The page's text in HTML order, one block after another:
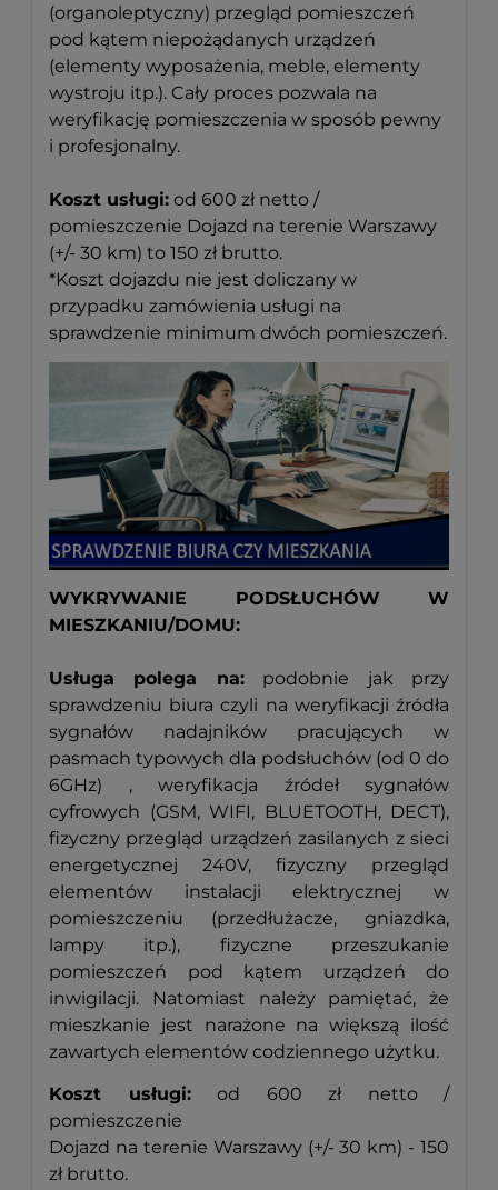
(organoleptyczny) przegląd pomieszczeń
pod kątem niepożądanych urządzeń
(elementy wyposażenia, meble, elementy
wystroju itp.). Cały proces pozwala na
weryfikację pomieszczenia w sposób pewny
i profesjonalny.
Koszt usługi: od 600 zł netto /
pomieszczenie Dojazd na terenie Warszawy
(+/- 30 km) to 150 zł brutto.
*Koszt dojazdu nie jest doliczany w
przypadku zamówienia usługi na
sprawdzenie minimum dwóch pomieszczeń.
WYKRYWANIE PODSŁUCHÓW W
MIESZKANIU/DOMU:
Usługa polega na:podobnie jak przy
sprawdzeniu biura czyli na weryfikacji źródła
sygnałów nadajników pracujących w
pasmach typowych dla podsłuchów (od 0 do
6GHz) , weryfikacja źródeł sygnałów
cyfrowych (GSM, WIFI, BLUETOOTH, DECT),
fizyczny przegląd urządzeń zasilanych z sieci
energetycznej 240V, fizyczny przegląd
elementów instalacji elektrycznej w
pomieszczeniu (przedłużacze, gniazdka,
lampy itp.), fizyczne przeszukanie
pomieszczeń pod kątem urządzeń do
inwigilacji. Natomiast należy pamiętać, że
mieszkanie jest narażone na większą ilość
zawartych elementów codziennego użytku.
Koszt usługi:od 600 zł netto /
pomieszczenie
Dojazd na terenie Warszawy (+/- 30 km) - 150
zł brutto.